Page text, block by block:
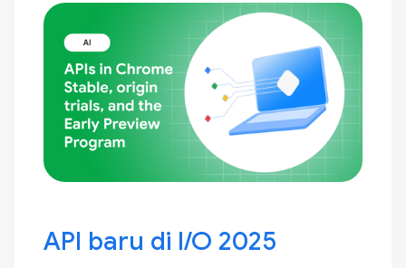
API baru di I / O 2025